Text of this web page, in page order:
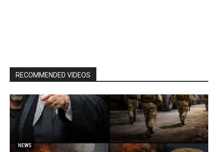
RECOMMENDED VIDEOS
NEWS